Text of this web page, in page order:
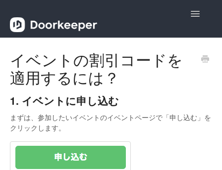
Toggle
主催者向け
参加者向け
お問い合わせ
イベントの割引コードを
適用するには？
1. イベントに申し込む
まずは、参加したいイベントのイベントページで「申し込む」を
クリックします。